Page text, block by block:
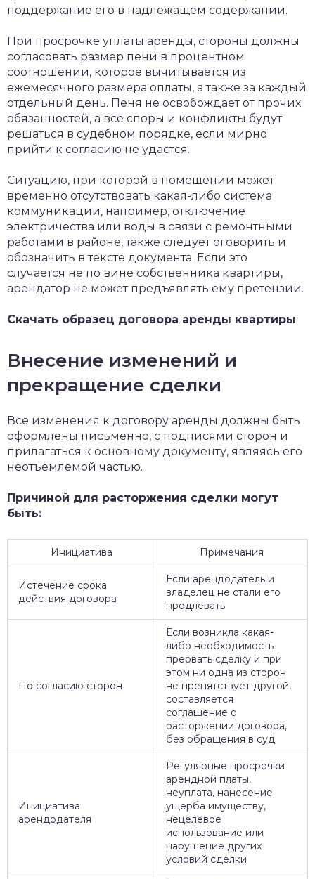
поддержание его в надлежащем содержании.
При просрочке уплаты аренды, стороны должны
согласовать размер пени в процентном
соотношении, которое вычитывается из
ежемесячного размера оплаты, а также за каждый
отдельный день. Пеня не освобождает от прочих
обязанностей, а все споры и конфликты будут
решаться в судебном порядке, если мирно
прийти к согласию не удастся.
Ситуацию, при которой в помещении может
временно отсутствовать какая-либо система
коммуникации, например, отключение
электричества или воды в связи с ремонтными
работами в районе, также следует оговорить и
обозначить в тексте документа. Если это
случается не по вине собственника квартиры,
арендатор не может предъявлять ему претензии.
Скачать образец договора аренды квартиры
Внесение изменений и
прекращение сделки
Все изменения к договору аренды должны быть
оформлены письменно, с подписями сторон и
прилагаться к основному документу, являясь его
неотъемлемой частью.
Причиной для расторжения сделки могут
быть:
Инициатива Примечания
Истечение срока
действия договора
Если арендодатель и
владелец не стали его
продлевать
По согласию сторон
Если возникла какая-
либо необходимость
прервать сделку и при
этом ни одна из сторон
не препятствует другой,
составляется
соглашение о
расторжении договора,
без обращения в суд
Инициатива
арендодателя
Регулярные просрочки
арендной платы,
неуплата, нанесение
ущерба имуществу,
нецелевое
использование или
нарушение других
условий сделки